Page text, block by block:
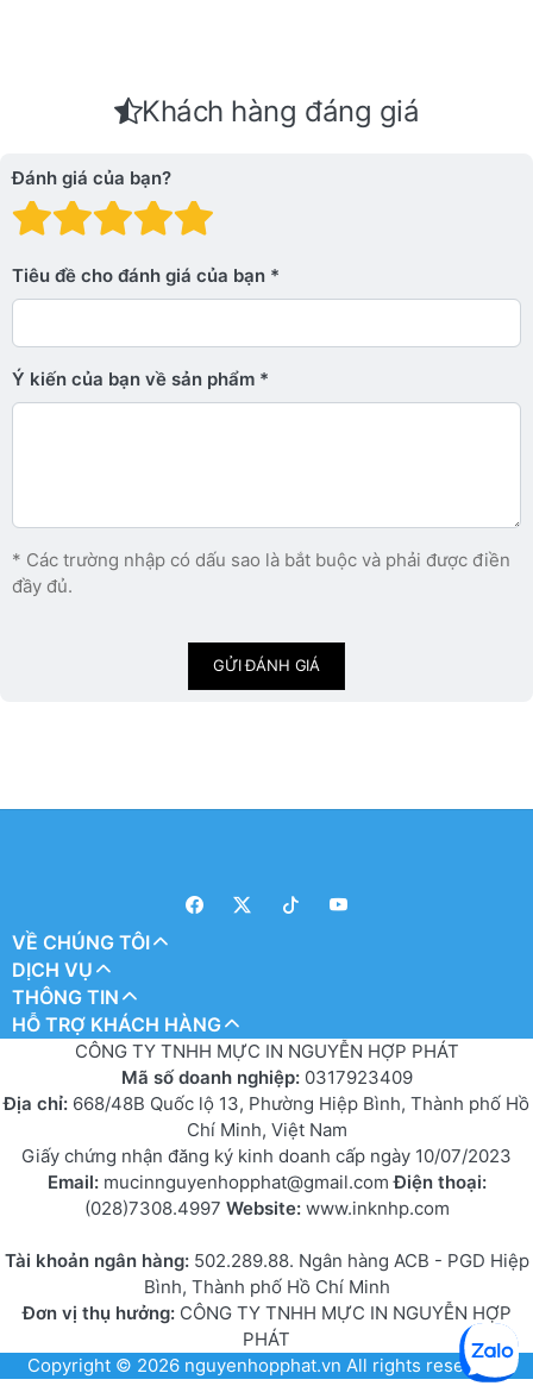
Khách hàng đáng giá
Đánh giá của bạn?
Đánh giá: 4 trên 5
Đánh giá: 3 trên 5 sao.
Đánh giá: 2 trên 5 sao.
Đánh giá: 1 trên 5 sao. Xấu
Tiêu đề cho đánh giá của bạn
Ý kiến ​​của bạn về sản phẩm
* Các trường nhập có dấu sao là bắt buộc và phải được điền
đầy đủ.
GỬI ĐÁNH GIÁ
VỀ CHÚNG TÔI
DỊCH VỤ
THÔNG TIN
HỖ TRỢ KHÁCH HÀNG
CÔNG TY TNHH MỰC IN NGUYỄN HỢP PHÁT
Mã số doanh nghiệp: 0317923409
Địa chỉ: 668/48B Quốc lộ 13, Phường Hiệp Bình, Thành phố Hồ
Chí Minh, Việt Nam
Giấy chứng nhận đăng ký kinh doanh cấp ngày 10/07/2023
Email: mucinnguyenhopphat@gmail.comĐiện thoại:
(028)7308.4997 Website: www.inknhp.com
Tài khoản ngân hàng: 502.289.88. Ngân hàng ACB - PGD Hiệp
Bình, Thành phố Hồ Chí Minh
Đơn vị thụ hưởng:CÔNG TY TNHH MỰC IN NGUYỄN HỢP
PHÁT
Copyright © 2026 nguyenhopphat.vn All rights reserved.